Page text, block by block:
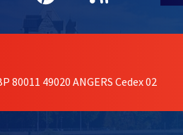
49020 ANGERS Cedex 02